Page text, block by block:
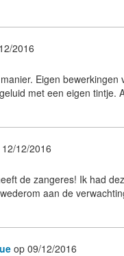
2016
Eigen
met een eigen tintje.
12/2016
de zangeres! Ik had
aan de
op 09/12/2016